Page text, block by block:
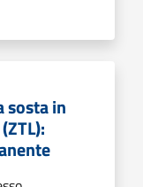
sosta in